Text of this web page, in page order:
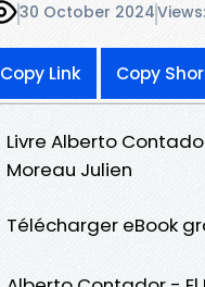
30 October 2024
Copy Link Copy
Livre Alberto
Moreau Julien
Télécharger eBook